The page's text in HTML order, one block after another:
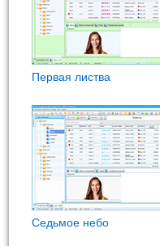
Первая листва
Седьмое небо